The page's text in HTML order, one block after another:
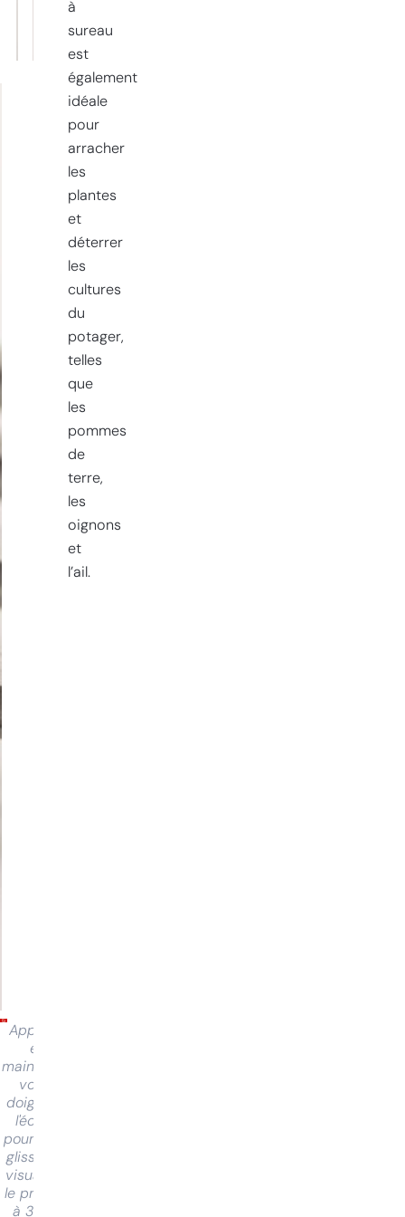
Appuyez
et
maintenez
votre
doigt sur
l'écran
pour faire
glisser et
visualiser
le produit
à 360°
à
sureau
est
également
idéale
pour
arracher
les
plantes
et
déterrer
les
cultures
du
potager,
telles
que
les
pommes
de
terre,
les
oignons
et
l’ail.